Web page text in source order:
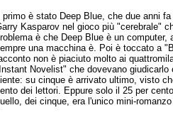
Il primo è stato Deep Blue, che due anni
Kasparov nel gioco più "cerebrale"
è che Deep Blue è un computer,
una macchina è. Poi è toccato a
non è piaciuto molto ai
Novelist" che dovevano giudicarlo
su cinque è arrivato ultimo, visto
dei lettori. Eppure solo il 25 per
dei cinque, era l'unico mini-